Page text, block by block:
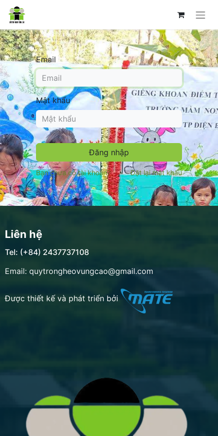
Email
Mật khẩu
Đăng nhập
Bạn chưa có tài khoản? Đặt lại mật khẩu
Liên hệ
Tel: (+84) 2437737108
Email: quytrongheovungcao@gmail.com
Được thiết kế và phát triển bởi